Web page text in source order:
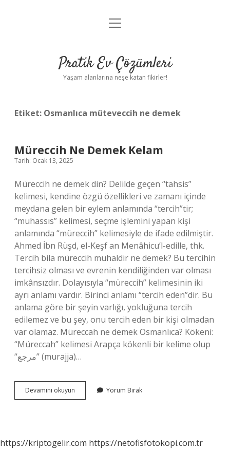
Anasayfa
Yasal Uyarı
menüyü
Pratik Ev Çözümleri
Yaşam alanlarına neşe katan fikirler!
Etiket: Osmanlıca müteveccih ne demek
Müreccih Ne Demek Kelam
Tarih: Ocak 13, 2025
Müreccih ne demek din? Delilde geçen “tahsis”
kelimesi, kendine özgü özellikleri ve zamanı içinde
meydana gelen bir eylem anlamında “tercih”tir;
“muhassıs” kelimesi, seçme işlemini yapan kişi
anlamında “müreccih” kelimesiyle de ifade edilmiştir.
Ahmed İbn Rüşd, el-Keşf an Menâhicu’l-edille, thk.
Tercih bila müreccih muhaldir ne demek? Bu tercihin
tercihsiz olması ve evrenin kendiliğinden var olması
imkânsızdır. Dolayısıyla “müreccih” kelimesinin iki
ayrı anlamı vardır. Birinci anlamı “tercih eden”dir. Bu
anlama göre bir şeyin varlığı, yokluğuna tercih
edilemez ve bu şey, onu tercih eden bir kişi olmadan
var olamaz. Müreccah ne demek Osmanlıca? Kökeni:
“Müreccah” kelimesi Arapça kökenli bir kelime olup
“مرجع” (murajja)…
Devamını okuyun Müreccih
Ne
Yorum Bırak
https://kriptogelir.com https://netofisfotokopi.com.tr